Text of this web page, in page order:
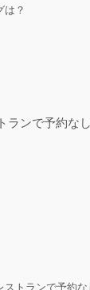
は？
ランで予約な
トランで予約